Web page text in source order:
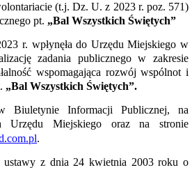
(t.j. Dz. U. z 2023 r. poz. 571)
pt. „Bal Wszystkich Świętych”
r. wpłynęła do Urzędu Miejskiego w
zadania publicznego w zakresie
wspomagająca rozwój wspólnot i
„Bal Wszystkich Świętych”.
Biuletynie Informacji Publicznej, na
Urzędu Miejskiego oraz na stronie
.
ustawy z dnia 24 kwietnia 2003 roku o